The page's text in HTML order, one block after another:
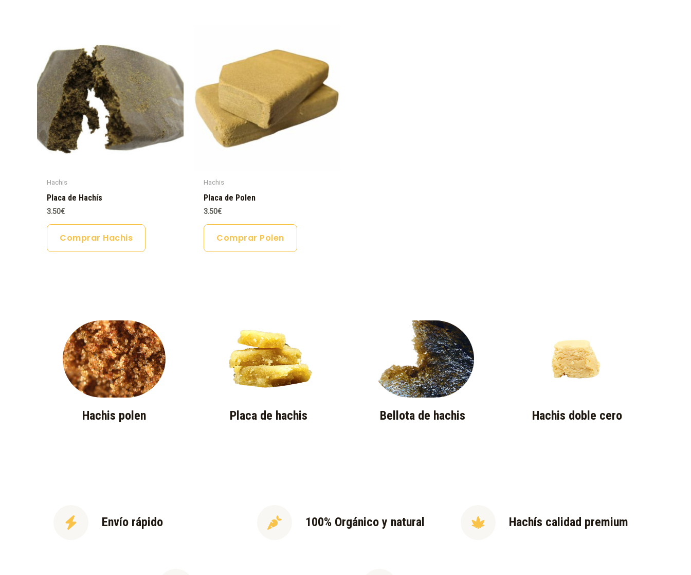
Hachis
Placa de Hachís
3.50€
Comprar Hachis
Hachis
Placa de Polen
3.50€
Comprar Polen
Hachis polen Placa de hachis Bellota de hachis Hachis doble cero
Envío rápido 100% Orgánico y natural Hachís calidad premium